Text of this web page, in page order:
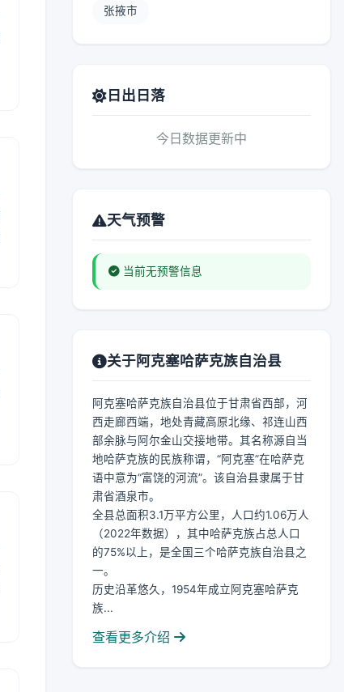
张掖市
日出日落
今日数据更新中
天气预警
当前无预警信息
关于阿克塞哈萨克族自治县
阿克塞哈萨克族自治县位于甘肃省西部，河
西走廊西端，地处青藏高原北缘、祁连山西
部余脉与阿尔金山交接地带。其名称源自当
地哈萨克族的民族称谓，“阿克塞”在哈萨克
语中意为“富饶的河流”。该自治县隶属于甘
肃省酒泉市。
全县总面积3.1万平方公里，人口约1.06万人
（2022年数据），其中哈萨克族占总人口
的75%以上，是全国三个哈萨克族自治县之
一。
历史沿革悠久，1954年成立阿克塞哈萨克
族...
查看更多介绍